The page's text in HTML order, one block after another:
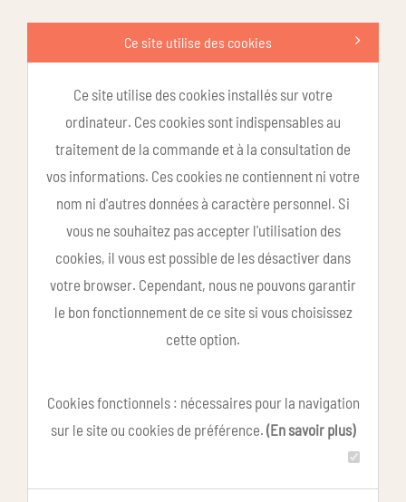
Ce site utilise des cookies
Ce site utilise des cookies installés sur votre
ordinateur. Ces cookies sont indispensables au
traitement de la commande et à la consultation de
vos informations. Ces cookies ne contiennent ni votre
nom ni d'autres données à caractère personnel. Si
vous ne souhaitez pas accepter l'utilisation des
cookies, il vous est possible de les désactiver dans
votre browser. Cependant, nous ne pouvons garantir
le bon fonctionnement de ce site si vous choisissez
cette option.
Cookies fonctionnels : nécessaires pour la navigation
sur le site ou cookies de préférence. (En savoir plus)